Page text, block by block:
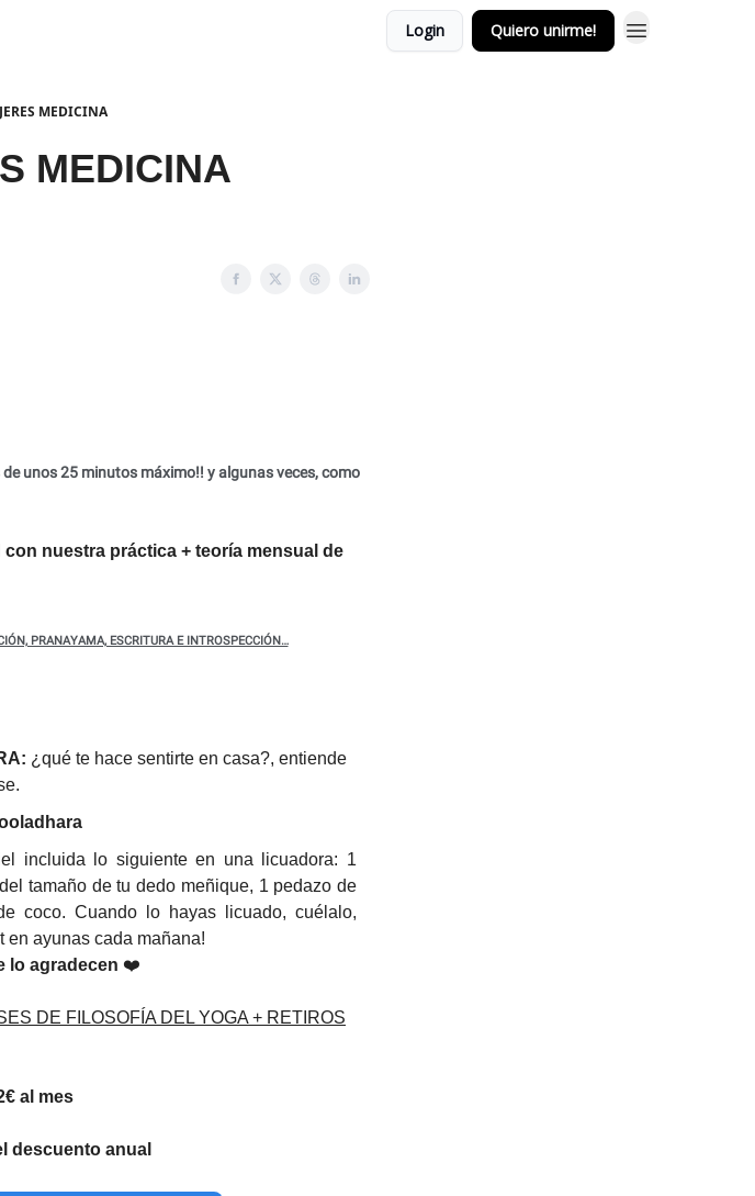
Login Quiero unirme!
MEDICINA
MEDICINA
unos 25 minutos máximo!! y algunas veces, como
nuestra práctica + teoría mensual de
PRANAYAMA, ESCRITURA E INTROSPECCIÓN…
¿qué te hace sentirte en casa?, entiende
incluida lo siguiente en una licuadora: 1
tamaño de tu dedo meñique, 1 pedazo de
coco. Cuando lo hayas licuado, cuélalo,
en ayunas cada mañana!
lo agradecen ❤️
DE FILOSOFÍA DEL YOGA + RETIROS
al mes
descuento anual